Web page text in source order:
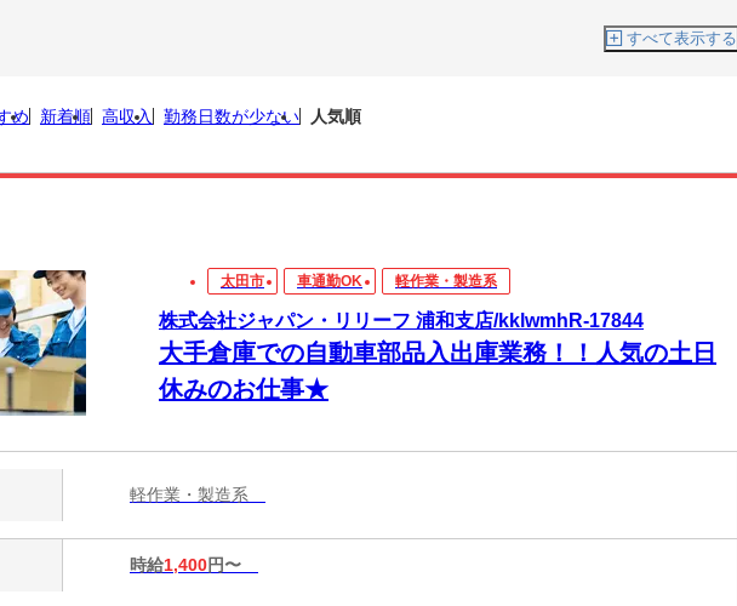
すべて表示する
め 新着順 高収入 勤務日数が少ない 人気順
太田市 車通勤OK 軽作業・製造系
株式会社ジャパン・リリーフ 浦和支店/kklwmhR-17844
大手倉庫での自動車部品入出庫業務！！人気の土日
休みのお仕事★
軽作業・製造系
時給1,400円〜